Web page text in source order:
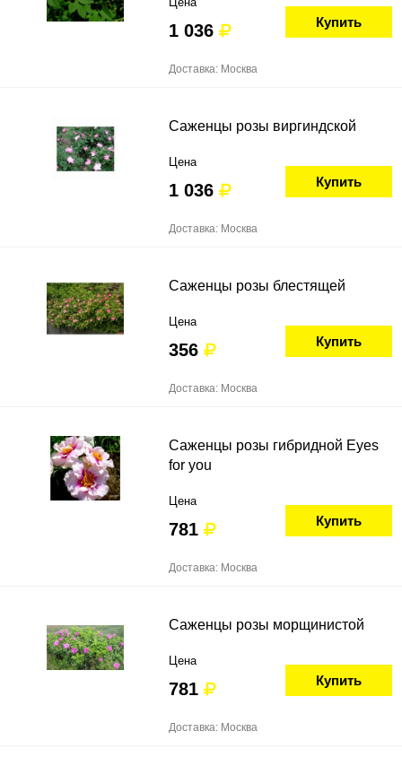
1 036 Купить
Доставка: Москва
Саженцы розы виргиндской
Цена
1 036 Купить
Доставка: Москва
Саженцы розы блестящей
Цена
356 Купить
Доставка: Москва
Саженцы розы гибридной Eyes
for you
Цена
781 Купить
Доставка: Москва
Саженцы розы морщинистой
Цена
781 Купить
Доставка: Москва